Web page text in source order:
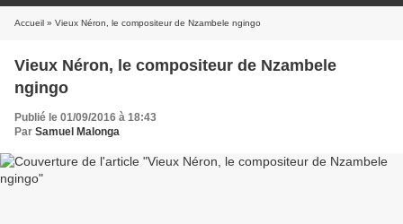
Accueil » Vieux Néron, le compositeur de Nzambele ngingo
Vieux Néron, le compositeur de Nzambele
ngingo
Publié le 01/09/2016 à 18:43
Par Samuel Malonga